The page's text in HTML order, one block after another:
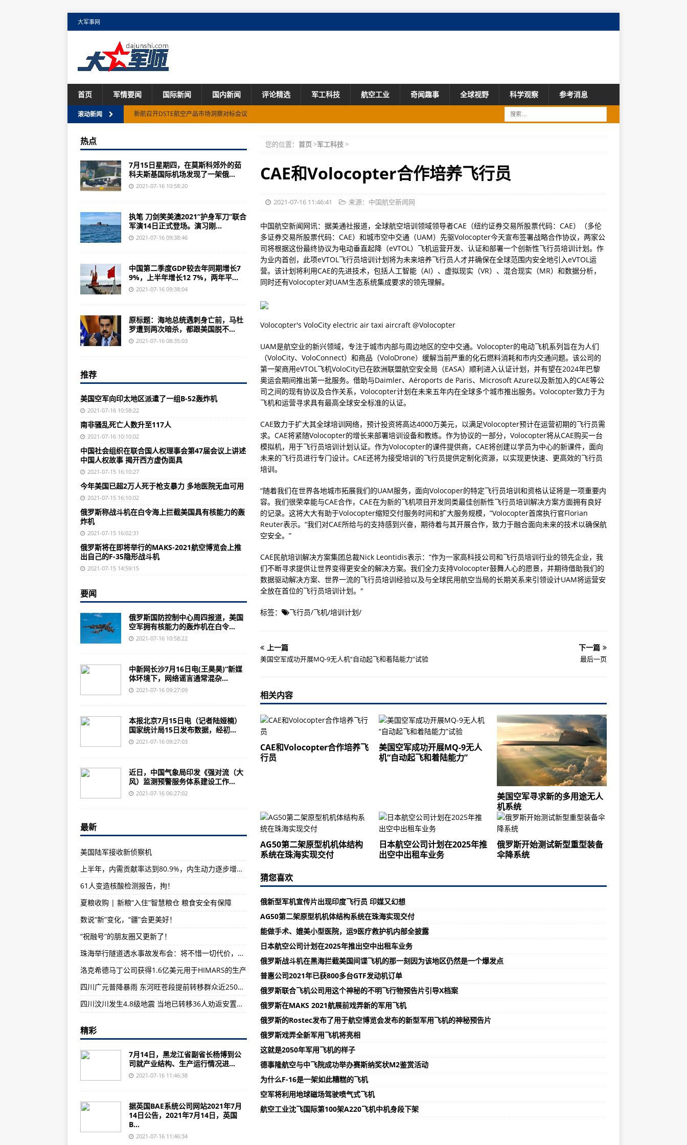
大军事网
首页 军情要闻 国际新闻 国内新闻 评论精选 军工科技 航空工业 奇闻趣事 全球视野 科学观察 参考消息
滚动新闻
新航召开DSTE航空产品市场洞察对标会议
英国BAE系统公司继续为美国陆军提供下一代导弹告警系统
俄罗斯最新战斗机在莫斯科附近被发现
美国空军向印太地区派遣了一组B-52轰炸机
俄罗斯称战斗机在白令海上拦截美国具有核能力的轰炸机
美国空军寻求新的多用途无人机系统
土库曼斯坦可能成为塞尔维亚新型战车的第一个出口客户
尽管电气系统出现问题 俄罗斯Il-112V仍将开始试飞
法国准备向乌克兰提供阵风战斗机
美国空军完成第二架B-52H同温层堡垒轰炸机的修复工作
半自主机器狗帮助美国空军提高基地安全
世贸组织成员承诺2021年底前完成渔业补贴谈判
被美国“卡脖子”！印光辉量产，要买100台发动机
俄新型军机宣传片出现印度飞行员 印媒又幻想
美国最怕中国什么？胡锡进：其实不是东风-41
打击“水客”走私！海关查扣涉嫌走私进口名表 涉案金额上亿
上半年，内需贡献率达到80.9%，内生动力逐步增强 国民经济稳中加固稳中向好（经济新方位·年中数据怎
么看）
社会各界议网络诚信建设：要“止谣”更要“治谣”
61人变造核酸检测报告，拘！
我国经济持续稳定恢复 上半年国内生产总值同比增12.7%
俄军“放大招”，F-35战机迎“劲敌”，俄第二款五代机将现身
8000吨驱逐舰上，设置408个导弹发射坑，俄海军22350M型非常给力
爱了！法国阅兵不忘浪漫，战机画上小王子，士兵当众求婚亲吻女友
海地总统遇刺身亡前，马杜罗遭到两次暗杀，都跟美国脱不了干系
中国驻南非大使慰问骚乱中受损失侨胞和中资企业人员
跳水皇后重回泳池！郭晶晶将任东京奥运会跳水评委
中国气象局：试点探索构建大风灾害监测预警服务体系
澳门修法禁止倒挂、倒插或随意丢弃国旗等行为
当千年古城与世遗大会相遇｜新华影像
夏粮收购 | 新粮“入住”智慧粮仓 粮食安全有保障
高温下的坚守 | 电力工人身穿厚厚绝缘服 高空检修隐患线路
空间站 工作生活两不误（筑梦“太空之家”——中国空间站建设记⑥）
夏粮收购 | 优服务、强监管维护种粮农民利益 确保农民卖上放心粮、明白粮
AG50第二架原型机机体结构系统在珠海实现交付
能做手术、媲美小型医院，运9医疗救护机内部全披露
“祝融号”的朋友圈又更新了！
国家航天局发布最新火星影像：“祝融号”近距离“看”降落伞与背罩
苏州舰武器系统集中曝光，“中华神盾”名不虚传
珠海举行隧道透水事故发布会：将不惜一切代价，全力开展救援工作
强降雨致兰渝线部分列车晚点 铁路部门加强巡查保线路安全
CAE和Volocopter合作培养飞行员
黑龙江省副省长杨博到航空工业哈飞进行调研
您的位置： 首页>军工科技>
CAE和Volocopter合作培养飞行员
2021-07-16 11:46:41 来源：中国航空新闻网
中国航空新闻网讯：据美通社报道，全球航空培训领域领导者CAE（纽约证券交易所股票代码：CAE）（多伦
多证券交易所股票代码：CAE）和城市空中交通（UAM）先驱Volocopter今天宣布签署战略合作协议，两家公
司将根据这份最终协议为电动垂直起降（eVTOL）飞机运营开发、认证和部署一个创新性飞行员培训计划。作
为业内首创，此项eVTOL飞行员培训计划将为未来培养飞行员人才并确保在全球范围内安全地引入eVTOL运
营。该计划将利用CAE的先进技术，包括人工智能（AI）、虚拟现实（VR）、混合现实（MR）和数据分析，
同时还有Volocopter对UAM生态系统集成要求的领先理解。
Volocopter's VoloCity electric air taxi aircraft @Volocopter
UAM是航空业的新兴领域，专注于城市内部与周边地区的空中交通。Volocopter的电动飞机系列旨在为人们
（VoloCity、VoloConnect）和商品（VoloDrone）缓解当前严重的化石燃料消耗和市内交通问题。该公司的
第一架商用eVTOL飞机VoloCity已在欧洲联盟航空安全局（EASA）顺利进入认证计划，并有望在2024年巴黎
奥运会期间推出第一批服务。借助与Daimler、Aéroports de Paris、Microsoft Azure以及新加入的CAE等公
司之间的现有协议及合作关系，Volocopter计划在未来五年内在全球多个城市推出服务。Volocopter致力于为
飞机和运营寻求具有最高全球安全标准的认证。
CAE致力于扩大其全球培训网络，预计投资将高达4000万美元，以满足Volocopter预计在运营初期的飞行员需
求。CAE将紧随Volocopter的增长来部署培训设备和教练。作为协议的一部分，Volocopter将从CAE购买一台
模拟机，用于飞行员培训计划认证。作为Volocopter的课件提供商，CAE将创建以学员为中心的新课件，面向
未来的飞行员进行专门设计。CAE还将为接受培训的飞行员提供定制化资源，以实现更快速、更高效的飞行员
培训。
“随着我们在世界各地城市拓展我们的UAM服务，面向Volocoper的特定飞行员培训和资格认证将是一项重要内
容。我们很荣幸能与CAE合作，CAE在为新的飞机项目开发同类最佳创新性飞行员培训解决方案方面拥有良好
的记录。这将大大有助于Volocopter缩短交付服务时间和扩大服务规模，”Volocopter首席执行官Florian
Reuter表示。“我们对CAE所给与的支持感到兴奋，期待着与其开展合作，致力于融合面向未来的技术以确保航
空安全。”
CAE民航培训解决方案集团总裁Nick Leontidis表示：“作为一家高科技公司和飞行员培训行业的领先企业，我
们不断寻求提供让世界变得更安全的解决方案。我们全力支持Volocopter鼓舞人心的愿景，并期待借助我们的
数据驱动解决方案、世界一流的飞行员培训经验以及与全球民用航空当局的长期关系来引领设计UAM将运营安
全放在首位的飞行员培训计划。"
标签： 飞行员/飞机/培训计划/
上一篇
美国空军成功开展MQ-9无人机“自动起飞和着陆能力”试验
下一篇
最后一页
相关内容
CAE和Volocopter合作培养飞
行员
美国空军成功开展MQ-9无人
机“自动起飞和着陆能力”
美国空军寻求新的多用途无人
机系统
AG50第二架原型机机体结构
系统在珠海实现交付
日本航空公司计划在2025年推
出空中出租车业务
俄罗斯开始测试新型重型装备
伞降系统
猜您喜欢
俄新型军机宣传片出现印度飞行员 印媒又幻想
AG50第二架原型机机体结构系统在珠海实现交付
能做手术、媲美小型医院，运9医疗救护机内部全披露
日本航空公司计划在2025年推出空中出租车业务
俄罗斯战斗机在黑海拦截美国间谍飞机的那一刻因为该地区仍然是一个爆发点
普惠公司2021年已获800多台GTF发动机订单
俄罗斯联合飞机公司用这个神秘的不明飞行物预告片引导X档案
俄罗斯在MAKS 2021航展前戏弄新的军用飞机
俄罗斯的Rostec发布了用于航空博览会发布的新型军用飞机的神秘预告片
俄罗斯戏弄全新军用飞机将亮相
这就是2050年军用飞机的样子
德事隆航空与中飞院成功举办赛斯纳奖状M2鉴赏活动
为什么F-16是一架如此糟糕的飞机
空军将利用地球磁场驾驶喷气式飞机
航空工业沈飞国际第100架A220飞机中机身段下架
热点
7月15日星期四，在莫斯科郊外的茹
科夫斯基国际机场发现了一架俄...
2021-07-16 10:58:20
执笔 刀剑笑美澳2021“护身军刀”联合
军演14日正式登场。演习刚...
2021-07-16 09:38:46
中国第二季度GDP较去年同期增长7
9%，上半年增长12 7%，两年平...
2021-07-16 09:38:04
原标题：海地总统遇刺身亡前，马杜
罗遭到两次暗杀，都跟美国脱不...
2021-07-16 08:35:03
推荐
美国空军向印太地区派遣了一组B-52轰炸机
2021-07-16 10:58:22
南非骚乱死亡人数升至117人
2021-07-16 10:10:02
中国社会组织在联合国人权理事会第47届会议上讲述
中国人权故事 揭开西方虚伪面具
2021-07-15 16:10:27
今年美国已超2万人死于枪支暴力 多地医院无血可用
2021-07-15 16:10:02
俄罗斯称战斗机在白令海上拦截美国具有核能力的轰
炸机
2021-07-15 16:02:31
俄罗斯将在即将举行的MAKS-2021航空博览会上推
出自己的F-35隐形战斗机
2021-07-15 14:59:15
要闻
俄罗斯国防控制中心周四报道，美国
空军拥有核能力的轰炸机在白令...
2021-07-16 10:58:22
中新网长沙7月16日电(王昊昊)“新媒
体环境下，网络谣言通常混杂...
2021-07-16 09:27:09
本报北京7月15日电（记者陆娅楠）
国家统计局15日发布数据，经初...
2021-07-16 09:27:03
近日，中国气象局印发《强对流（大
风）监测预警服务体系建设工作...
2021-07-16 06:27:02
最新
美国陆军接收新侦察机
上半年，内需贡献率达到80.9%，内生动力逐步增强 国民经济稳中加固稳中向好（经济新方位·年中数据怎么看）
61人变造核酸检测报告，拘！
夏粮收购 | 新粮“入住”智慧粮仓 粮食安全有保障
数说“新”变化，“疆”会更美好！
“祝融号”的朋友圈又更新了！
珠海举行隧道透水事故发布会：将不惜一切代价，全力开展救援工作
洛克希德马丁公司获得1.6亿美元用于HIMARS的生产
四川广元普降暴雨 东河旺苍段提前转移群众近2500人
四川汶川发生4.8级地震 当地已转移36人劝返安置游客695人
精彩
7月14日，黑龙江省副省长杨博到公
司就产业结构、生产运行情况进...
2021-07-16 11:46:38
据英国BAE系统公司网站2021年7月
14日公告，2021年7月14日，英国
B...
2021-07-16 11:46:34